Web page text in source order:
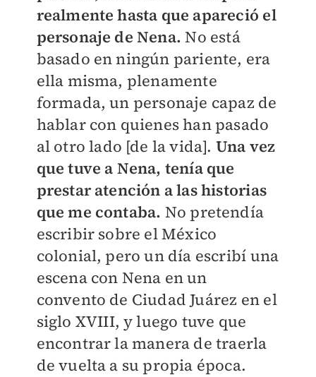
realmente hasta que apareció el
personaje de Nena. No está
basado en ningún pariente, era
ella misma, plenamente
formada, un personaje capaz de
hablar con quienes han pasado
al otro lado [de la vida]. Una vez
que tuve a Nena, tenía que
prestar atención a las historias
que me contaba. No pretendía
escribir sobre el México
colonial, pero un día escribí una
escena con Nena en un
convento de Ciudad Juárez en el
siglo XVIII, y luego tuve que
encontrar la manera de traerla
de vuelta a su propia época.